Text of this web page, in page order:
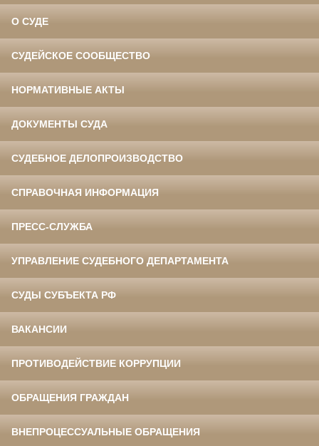
О СУДЕ
СУДЕЙСКОЕ СООБЩЕСТВО
НОРМАТИВНЫЕ АКТЫ
ДОКУМЕНТЫ СУДА
СУДЕБНОЕ ДЕЛОПРОИЗВОДСТВО
СПРАВОЧНАЯ ИНФОРМАЦИЯ
ПРЕСС-СЛУЖБА
УПРАВЛЕНИЕ СУДЕБНОГО ДЕПАРТАМЕНТА
СУДЫ СУБЪЕКТА РФ
ВАКАНСИИ
ПРОТИВОДЕЙСТВИЕ КОРРУПЦИИ
ОБРАЩЕНИЯ ГРАЖДАН
ВНЕПРОЦЕССУАЛЬНЫЕ ОБРАЩЕНИЯ